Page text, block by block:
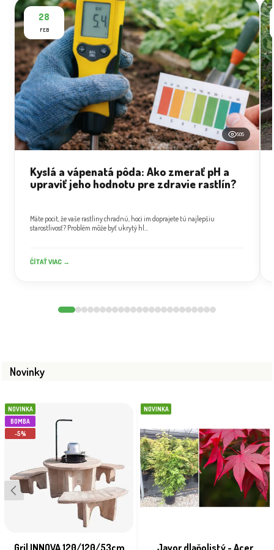
28
FEB
505
Kyslá a vápenatá pôda: Ako zmerať pH a
upraviť jeho hodnotu pre zdravie rastlín?
Máte pocit, že vaše rastliny chradnú, hoci im doprajete tú najlepšiu
starostlivosť? Problém môže byť ukrytý hl...
ČÍTAŤ VIAC →
Novinky
NOVINKA
BOMBA
-5%
NOVINKA